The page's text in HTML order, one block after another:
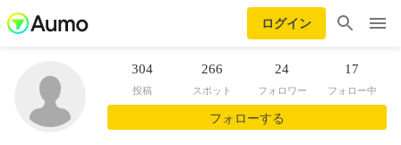
ログイン
304
投稿
266
スポット
24
フォロワー
17
フォロー中
フォローする